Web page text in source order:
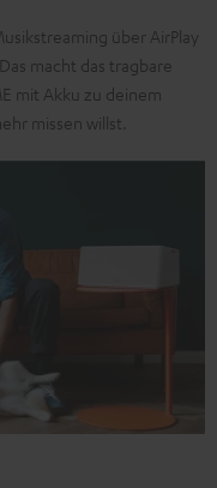
über AirPlay
macht das tragbare
mit Akku zu deinem
missen willst.